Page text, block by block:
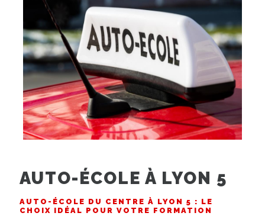
AUTO-ÉCOLE À LYON 5
AUTO-ÉCOLE DU CENTRE À LYON 5 : LE
CHOIX IDÉAL POUR VOTRE FORMATION